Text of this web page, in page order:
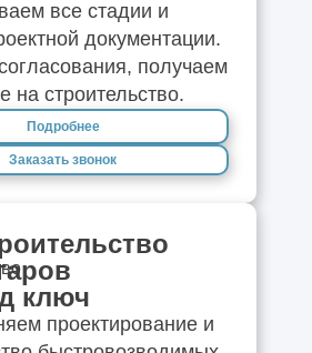
все стадии и
документации.
получаем
на строительство.
Подробнее
Заказать звонок
ключ
проектирование и